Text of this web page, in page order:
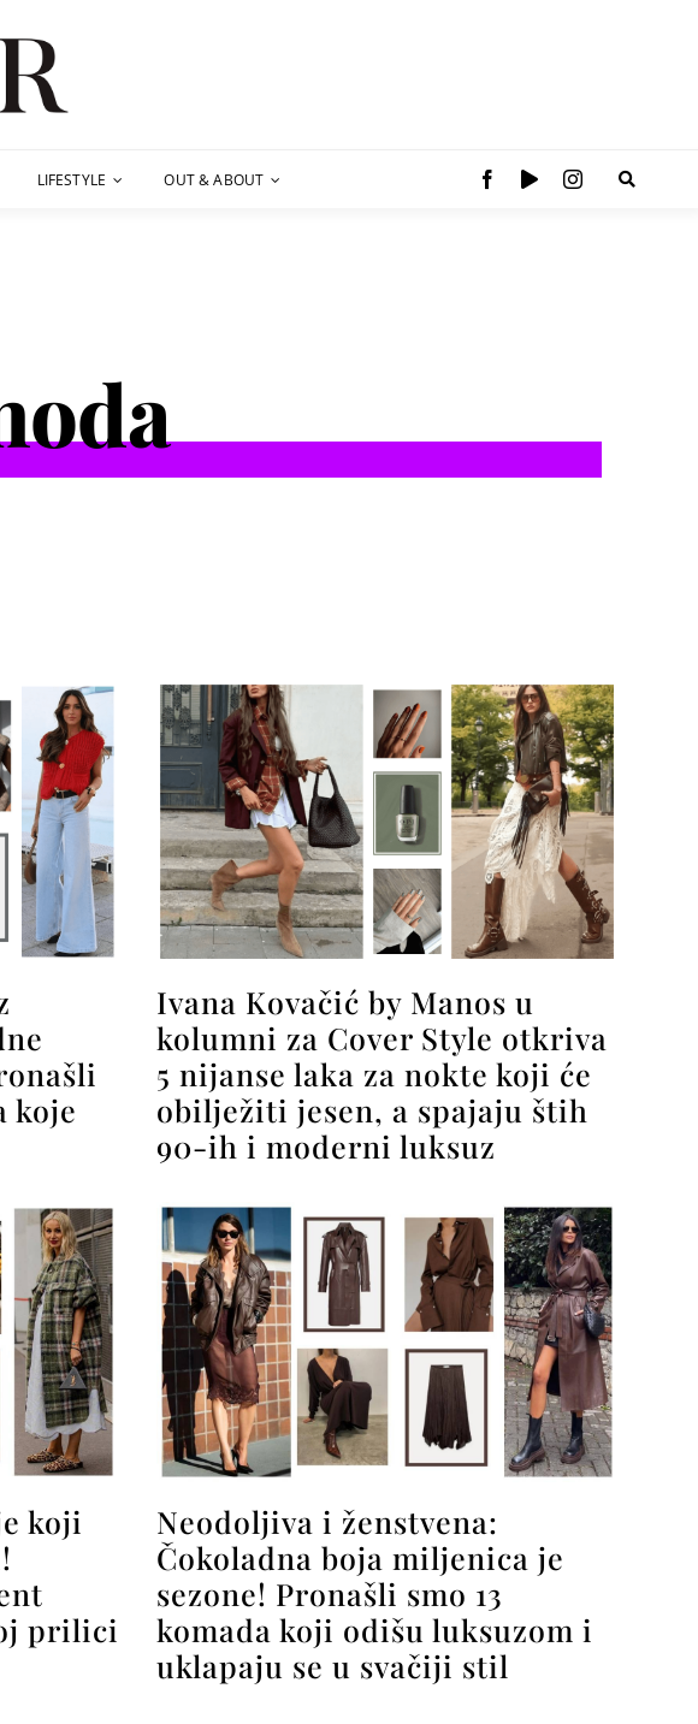
LIFESTYLE OUT & ABOUT
koje
Ivana Kovačić by Manos u
kolumni za Cover Style otkriva
5 nijanse laka za nokte koji će
obilježiti jesen, a spajaju štih
90-ih i moderni luksuz
koji
prilici
Neodoljiva i ženstvena:
Čokoladna boja miljenica je
sezone! Pronašli smo 13
komada koji odišu luksuzom i
uklapaju se u svačiji stil